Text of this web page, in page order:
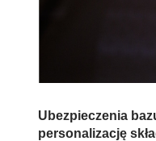
Ubezpieczenia
personalizację